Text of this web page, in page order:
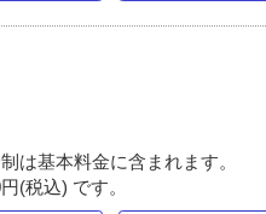
は基本料金に含まれます。
(税込) です。